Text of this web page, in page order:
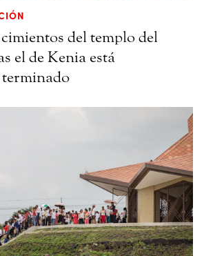
del templo del
el de Kenia está